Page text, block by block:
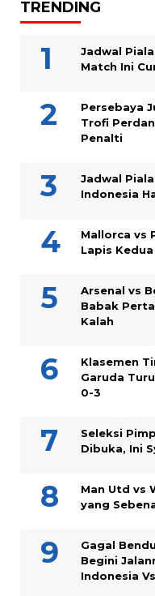
TRENDING
Jadwal
Match Ini
Persebaya
Trofi
Penalti
Jadwal
Indonesia
Mallorca vs
Lapis
Arsenal vs
Babak
Kalah
Klasemen
Garuda
0-3
Seleksi
Dibuka, Ini
Man Utd vs
yang
Gagal
Begini
Indonesia